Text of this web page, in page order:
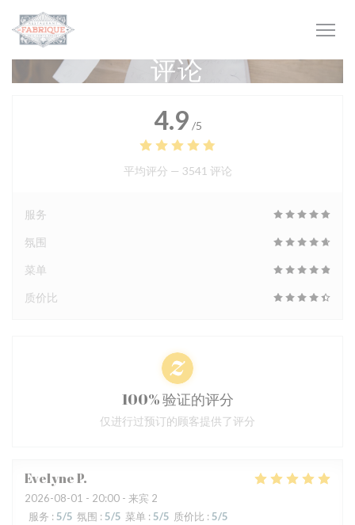
Cookie管理面板
评论
EvelyneP
2026-08-01 - 20:00 - 来宾 2
服务 : 5/5 氛围 : 5/5 菜单 : 5/5 质价比 : 5/5
4.9 /5
平均评分 — 3541 评论
服务
氛围
菜单
质价比
100% 验证的评分
仅进行过预订的顾客提供了评分